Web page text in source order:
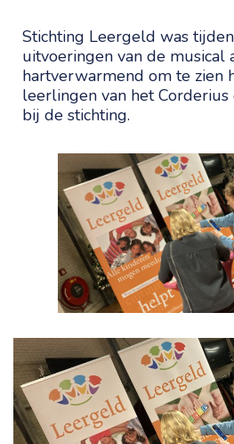
Stichting Leergeld was
uitvoeringen van de musical
hartverwarmend om te zien
leerlingen van het
bij de stichting.